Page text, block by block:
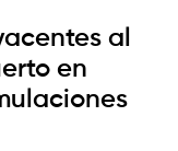
al
en